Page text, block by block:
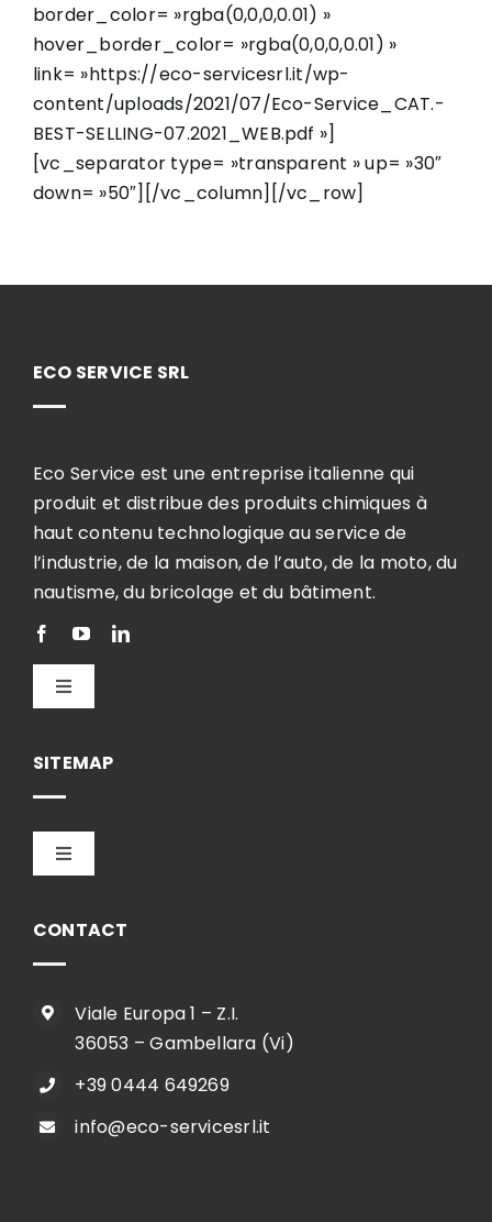
border_color= »rgba(0,0,0,0.01) »
hover_border_color= »rgba(0,0,0,0.01) »
link= »https://eco-servicesrl.it/wp-
content/uploads/2021/07/Eco-Service_CAT.-
BEST-SELLING-07.2021_WEB.pdf »]
[vc_separator type= »transparent » up= »30″
down= »50″][/vc_column][/vc_row]
ECO SERVICE SRL
Eco Service est une entreprise italienne qui
produit et distribue des produits chimiques à
haut contenu technologique au service de
l’industrie, de la maison, de l’auto, de la moto, du
nautisme, du bricolage et du bâtiment.
Toggle
SITEMAP
Toggle
CONTACT
Viale Europa 1 – Z.I.
36053 – Gambellara (Vi)
+39 0444 649269
info@eco-servicesrl.it